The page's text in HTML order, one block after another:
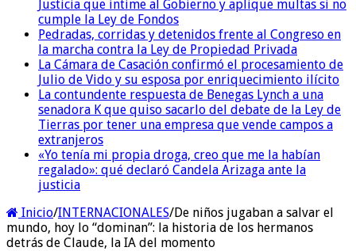
Justicia que intime al Gobierno y aplique multas si no
cumple la Ley de Fondos
Pedradas, corridas y detenidos frente al Congreso en
la marcha contra la Ley de Propiedad Privada
La Cámara de Casación confirmó el procesamiento de
Julio de Vido y su esposa por enriquecimiento ilícito
La contundente respuesta de Benegas Lynch a una
senadora K que quiso sacarlo del debate de la Ley de
Tierras por tener una empresa que vende campos a
extranjeros
«Yo tenía mi propia droga, creo que me la habían
regalado»: qué declaró Candela Arizaga ante la
justicia
Inicio/INTERNACIONALES/De niños jugaban a salvar el
mundo, hoy lo “dominan”: la historia de los hermanos
detrás de Claude, la IA del momento